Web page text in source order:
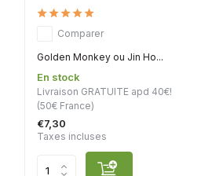
Comparer
Golden Monkey ou Jin Ho...
En stock
Livraison GRATUITE apd 40€!
(50€ France)
€7,30
Taxes incluses